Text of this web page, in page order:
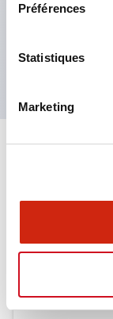
Préférences
Statistiques
Marketing
de type fermé)
normes EN.
Catalogues Et
01/09/